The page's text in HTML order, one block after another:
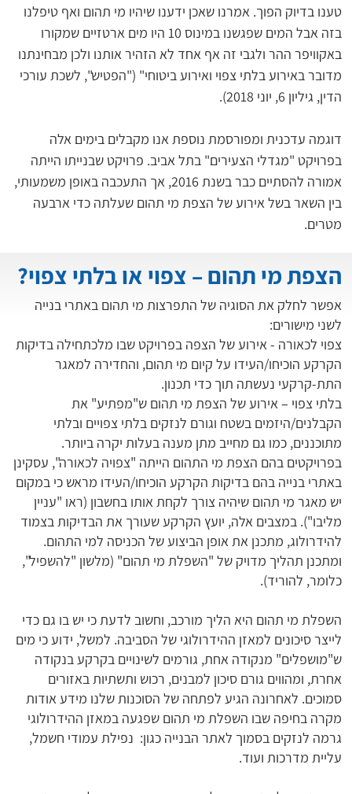
טענו בדיוק הפוך. אמרנו שאכן ידענו שיהיו מי תהום ואף טיפלנו
בזה אבל המים שפגשנו במינוס 10 היו מים ארטזיים שמקורו
באקוויפר ההר ולגבי זה אף אחד לא הזהיר אותנו ולכן מבחינתנו
מדובר באירוע בלתי צפוי ואירוע ביטוחי" ("הפטיש", לשכת עורכי
הדין, גיליון 6, יוני 2018).
דוגמה עדכנית ומפורסמת נוספת אנו מקבלים בימים אלה
בפרויקט "מגדלי הצעירים" בתל אביב. פרויקט שבנייתו הייתה
אמורה להסתיים כבר בשנת 2016, אך התעכבה באופן משמעותי,
בין השאר בשל אירוע של הצפת מי תהום שעלתה כדי ארבעה
מטרים.
אפשר לחלק את הסוגיה של התפרצות מי תהום באתרי בנייה
לשני מישורים:
צפוי לכאורה - אירוע של הצפה בפרויקט שבו מלכתחילה בדיקות
הקרקע הוכיחו/העידו על קיום מי תהום, והחדירה למאגר
התת-קרקעי נעשתה תוך כדי תכנון.
בלתי צפוי – אירוע של הצפת מי תהום ש"מפתיע" את
הקבלנים/היזמים בשטח וגורם לנזקים בלתי צפויים ובלתי
מתוכננים, כמו גם מחייב מתן מענה בעלות יקרה ביותר.
בפרויקטים בהם הצפת מי התהום הייתה "צפויה לכאורה", עסקינן
באתרי בנייה בהם בדיקות הקרקע הוכיחו/העידו מראש כי במקום
יש מאגר מי תהום שיהיה צורך לקחת אותו בחשבון (ראו "עניין
מליבו"). במצבים אלה, יועץ הקרקע שעורך את הבדיקות בצמוד
להידרולוג, מתכנן את אופן הביצוע של הכניסה למי התהום.
ומתכנן תהליך מדויק של "השפלת מי תהום" (מלשון "להשפיל",
כלומר, להוריד).
השפלת מי תהום היא הליך מורכב, וחשוב לדעת כי יש בו גם כדי
לייצר סיכונים למאזן ההידרולוגי של הסביבה. למשל, ידוע כי מים
ש"מושפלים" מנקודה אחת, גורמים לשינויים בקרקע בנקודה
אחרת, ומהווים גורם סיכון למבנים, רכוש ותשתיות באזורים
סמוכים. לאחרונה הגיע לפתחה של הסוכנות שלנו מידע אודות
מקרה בחיפה שבו השפלת מי תהום שפגעה במאזן ההידרולוגי
גרמה לנזקים בסמוך לאתר הבנייה כגון: נפילת עמודי חשמל,
עליית מדרכות ועוד.
הצפת מי תהום – צפוי או בלתי צפוי?